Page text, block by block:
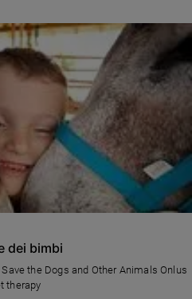
dei bimbi
the Dogs and Other Animals Onlus
therapy